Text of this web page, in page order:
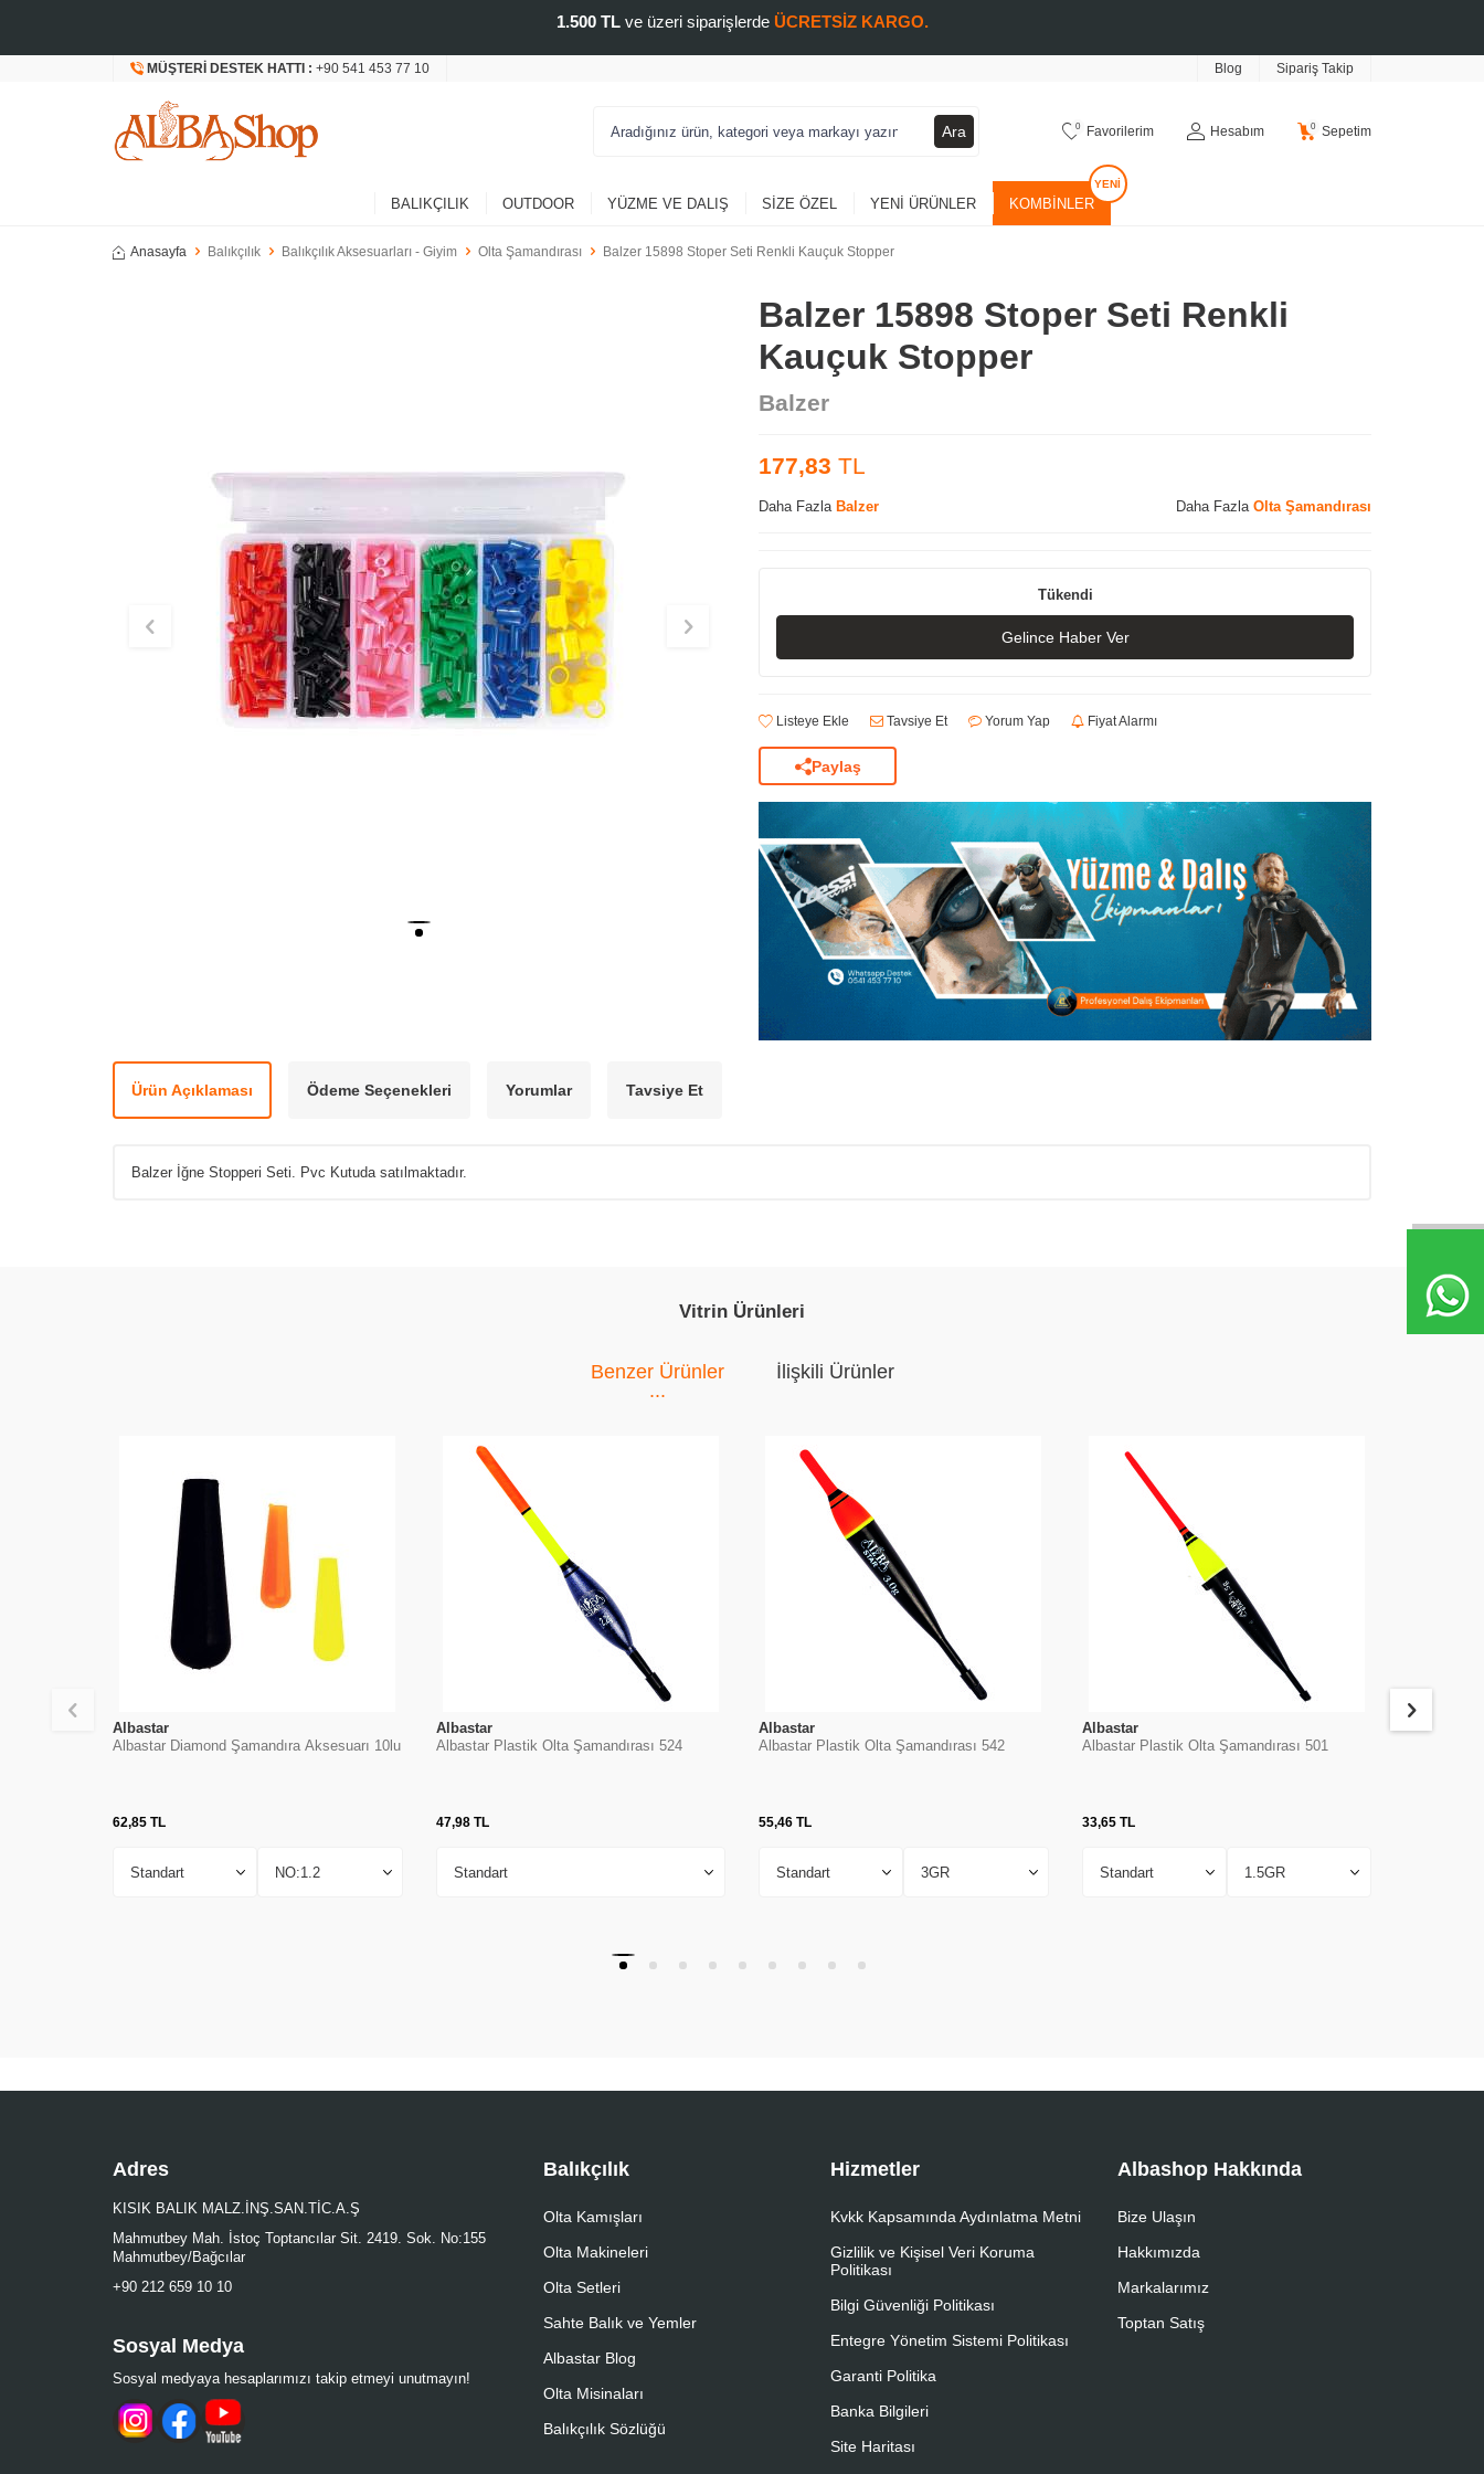
1.500 TLve üzeri siparişlerde ÜCRETSİZ KARGO.
MÜŞTERI DESTEK HATTI : +90 541 453 77 10 Blog Sipariş Takip
Ara 0 Favorilerim Hesabım 0 Sepetim
BALIKÇILIK OUTDOOR YÜZME VE DALIŞ SIZE ÖZEL YENI ÜRÜNLER KOMBINLER
Anasayfa Balıkçılık Balıkçılık Aksesuarları - Giyim Olta Şamandırası Balzer 15898 Stoper Seti Renkli Kauçuk Stopper
Balzer 15898 Stoper Seti Renkli
Kauçuk Stopper
Balzer
177,83 TL
Daha Fazla Balzer Daha Fazla Olta Şamandırası
Tükendi
Gelince Haber Ver
Listeye Ekle Tavsiye Et Yorum Yap Fiyat Alarmı
Paylaş
Ürün Açıklaması Ödeme Seçenekleri Yorumlar Tavsiye Et
Balzer İğne Stopperi Seti. Pvc Kutuda satılmaktadır.
Vitrin Ürünleri
Benzer Ürünler İlişkili Ürünler
Albastar
Albastar Diamond Şamandıra Aksesuarı 10lu
62,85 TL
Albastar
Albastar Plastik Olta Şamandırası 524
47,98TL
Albastar
Albastar Plastik Olta Şamandırası 542
55,46 TL
Albastar
Albastar Plastik Olta Şamandırası 501
33,65TL
Albastar
Adres
KISIK BALIK MALZ.İNŞ.SAN.TİC.A.Ş
Mahmutbey Mah. İstoç Toptancılar Sit. 2419. Sok. No:155
Mahmutbey/Bağcılar
+90 212 659 10 10
Sosyal Medya
Sosyal medyaya hesaplarımızı takip etmeyi unutmayın!
Balıkçılık
Olta Kamışları
Olta Makineleri
Olta Setleri
Sahte Balık ve Yemler
Albastar Blog
Olta Misinaları
Balıkçılık Sözlüğü
Hizmetler
Kvkk Kapsamında Aydınlatma Metni
Gizlilik ve Kişisel Veri Koruma
Politikası
Bilgi Güvenliği Politikası
Entegre Yönetim Sistemi Politikası
Garanti Politika
Banka Bilgileri
Site Haritası
Albashop Hakkında
Bize Ulaşın
Hakkımızda
Markalarımız
Toptan Satış